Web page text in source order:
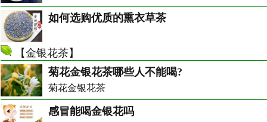
如何选购优质的熏衣草茶
【金银花茶】
菊花金银花茶哪些人不能喝?
菊花金银花茶
感冒能喝金银花吗